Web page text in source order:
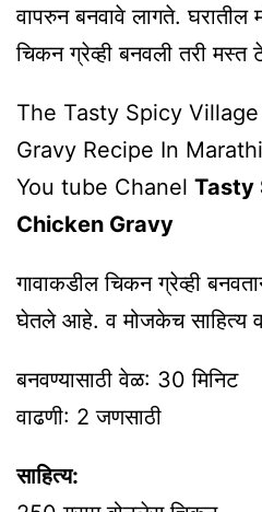
वापरुन बनवावे लागते. घरातील
चिकन ग्रेव्ही बनवली तरी मस्त
The Tasty Spicy
Gravy Recipe In
You tube Chanel Tasty
Chicken Gravy
गावाकडील चिकन ग्रेव्ही
घेतले आहे. व मोजकेच साहित्य
बनवण्यासाठी वेळ: 30 मिनिट
वाढणी: 2 जणसाठी
साहित्य: